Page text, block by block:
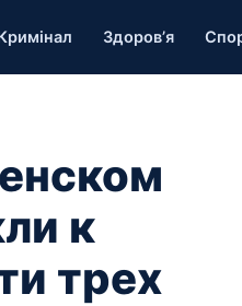
Здоров’я
к
трех